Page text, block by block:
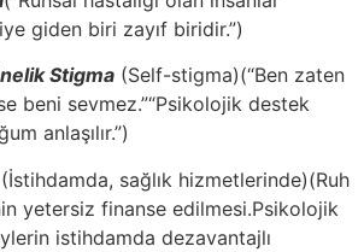
giden biri zayıf biridir.”)
Stigma (Self-stigma)(“Ben zaten
beni sevmez.”“Psikolojik destek
anlaşılır.”)
(İstihdamda, sağlık hizmetlerinde)(Ruh
yetersiz finanse edilmesi.Psikolojik
istihdamda dezavantajlı